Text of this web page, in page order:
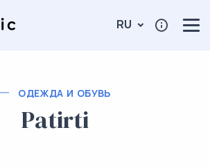
RU
ОДЕЖДА И ОБУВЬ
Patirti